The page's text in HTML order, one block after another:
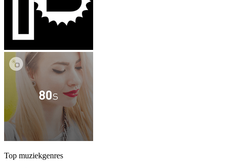
Top muziekgenres